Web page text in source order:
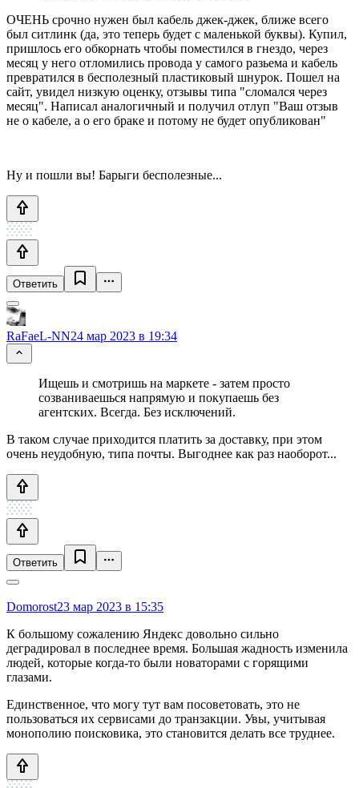
ОЧЕНЬ срочно нужен был кабель джек-джек, ближе всего
был ситлинк (да, это теперь будет с маленькой буквы). Купил,
пришлось его обкорнать чтобы поместился в гнездо, через
месяц у него отломились провода у самого разьема и кабель
превратился в бесполезный пластиковый шнурок. Пошел на
сайт, увидел низкую оценку, отзывы типа "сломался через
месяц". Написал аналогичный и получил отлуп "Ваш отзыв
не о кабеле, а о его браке и потому не будет опубликован"
Ну и пошли вы! Барыги бесполезные...
Ответить
RaFaeL-NN24 мар 2023 в 19:34
Ищешь и смотришь на маркете - затем просто
созваниваешься напрямую и покупаешь без
агентских. Всегда. Без исключений.
В таком случае приходится платить за доставку, при этом
очень неудобную, типа почты. Выгоднее как раз наоборот...
Ответить
Domorost23 мар 2023 в 15:35
К большому сожалению Яндекс довольно сильно
деградировал в последнее время. Большая жадность изменила
людей, которые когда-то были новаторами с горящими
глазами.
Единственное, что могу тут вам посоветовать, это не
пользоваться их сервисами до транзакции. Увы, учитывая
монополию поисковика, это становится делать все труднее.